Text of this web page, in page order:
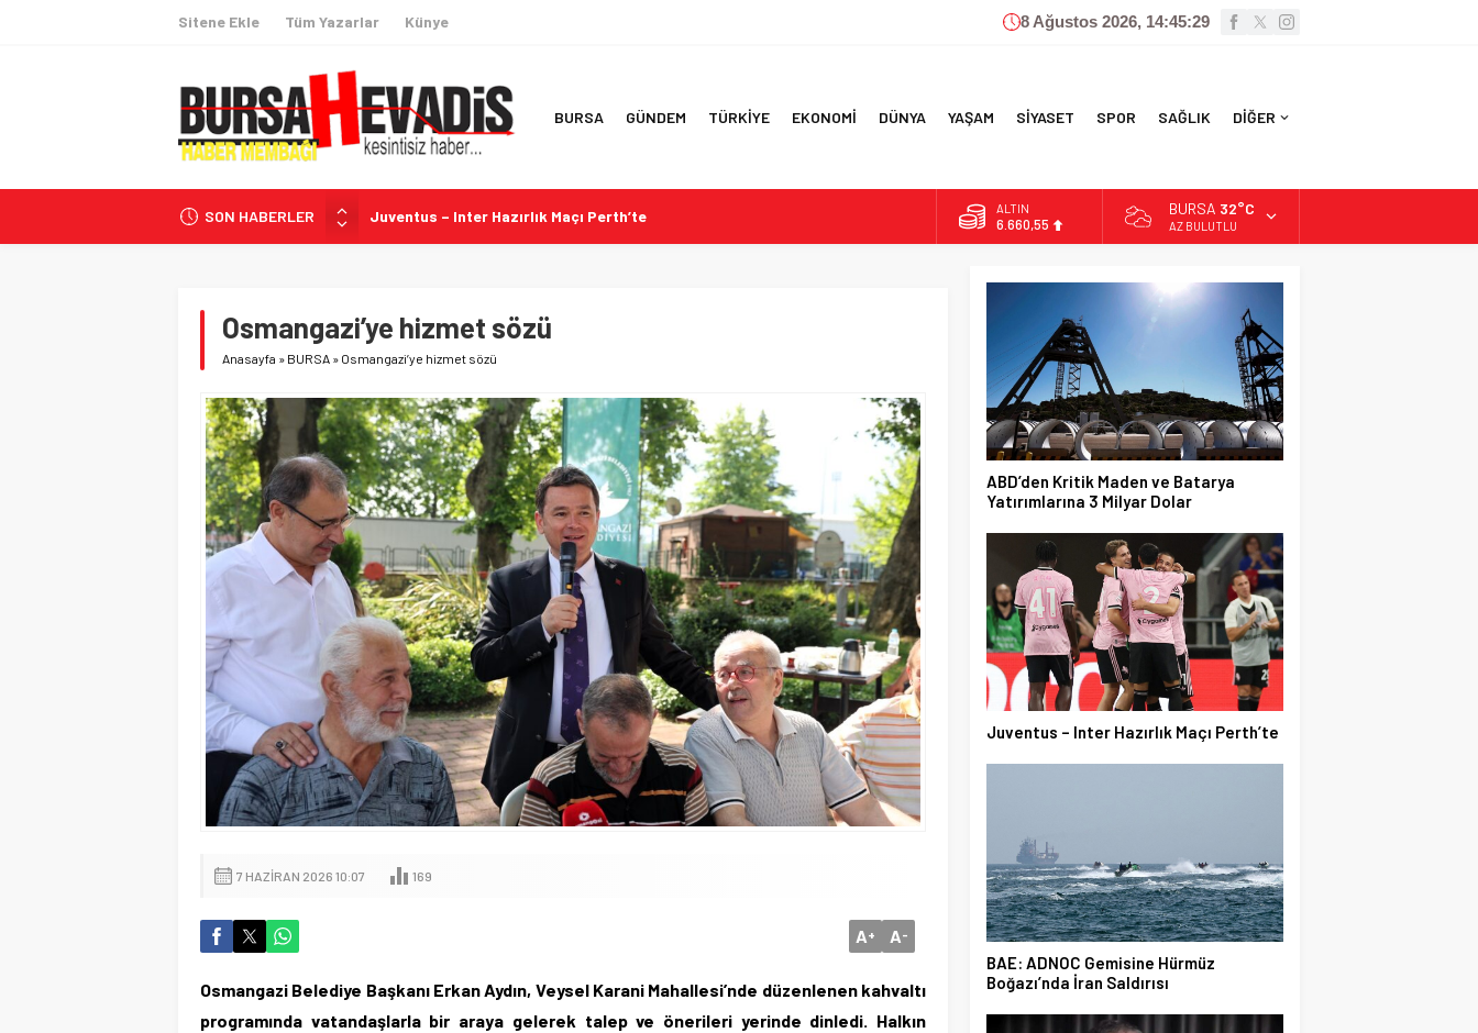
Sitene Ekle Tüm Yazarlar Künye 8 Ağustos 2026, 14:45:31
BURSA GÜNDEM TÜRKİYE EKONOMİ DÜNYA YAŞAM SİYASET SPOR SAĞLIK DİĞER
SON HABERLER
Juventus – Inter Hazırlık Maçı Perth’te
BAE: ADNOC Gemisine Hürmüz Boğazı’nda İran Saldırısı
Infantino’ya Yöneltilen İddialar ve Yanıtları
ABD’den Kritik Maden ve Batarya Yatırımlarına 3 Milyar Dolar
ALTIN
6.660,55
13.779,39
EURO
55,1881
BURSA 32°C
AZ BULUTLU
Osmangazi’ye hizmet sözü
Anasayfa » BURSA » Osmangazi’ye hizmet sözü
7 HAZIRAN 2026 10:07 169
A+ A-
Osmangazi Belediye Başkanı Erkan Aydın, Veysel Karani Mahallesi’nde düzenlenen kahvaltı
programında vatandaşlarla bir araya gelerek talep ve önerileri yerinde dinledi. Halkın
ABD’den Kritik Maden ve Batarya
Yatırımlarına 3 Milyar Dolar
Juventus – Inter Hazırlık Maçı Perth’te
BAE: ADNOC Gemisine Hürmüz
Boğazı’nda İran Saldırısı